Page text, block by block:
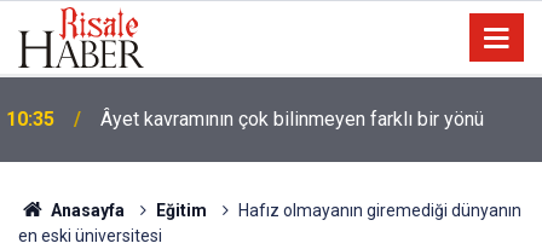
10:35 Âyet kavramının çok bilinmeyen farklı bir yönü
Anasayfa Eğitim
Hafız olmayanın giremediği dünyanın
en eski üniversitesi